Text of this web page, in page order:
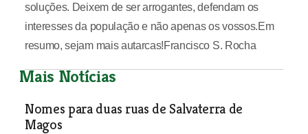
soluções. Deixem de ser arrogantes, defendam os
interesses da população e não apenas os vossos.Em
resumo, sejam mais autarcas!Francisco S. Rocha
Mais Notícias
Nomes para duas ruas de Salvaterra de
Magos